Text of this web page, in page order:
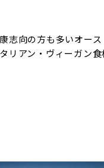
志向の方も多いオー
アン・ヴィーガン食